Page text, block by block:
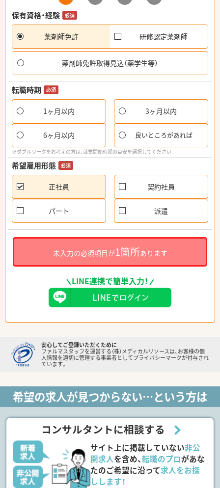
保有資格・経験
必須
薬剤師免許 研修認定薬剤師
薬剤師免許取得見込（薬学生等）
転職時期 必須
1ヶ月以内 3ヶ月以内
6ヶ月以内 良いところがあれば
※ダブルワークをお考えの方は、就業開始時期の目安を選択してください
希望雇用形態 必須
正社員 契約社員
パート 派遣
未入力の必須項目が1箇所あります
LINE連携で簡単入力！
安心してご登録いただくために
ファルマスタッフを運営する（株）メディカルリソースは、お客様の個
人情報を適切に管理する事業者としてプライバシーマークが付与され
ています。
希望の求人が見つからない…という方は
コンサルタントに相談する
サイト上に掲載していない非公
開求人を含め、転職のプロがあな
たのご希望に沿って求人をお探
しします！